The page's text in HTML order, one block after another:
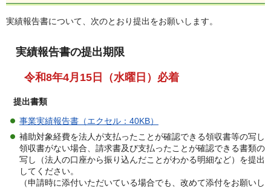
実績報告書について、次のとおり提出をお願いします。
実績報告書の提出期限
令和8年4月15日（水曜日）必着
提出書類
事業実績報告書（エクセル：40KB）
補助対象経費を法人が支払ったことが確認できる領収書等の写し
領収書がない場合、請求書及び支払ったことが確認できる書類の
写し（法人の口座から振り込んだことがわかる明細など）を提出
してください。
（申請時に添付いただいている場合でも、改めて添付をお願いし